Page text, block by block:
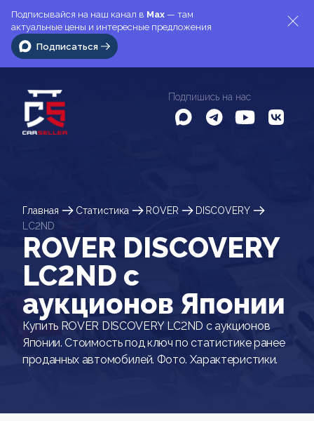
Подписывайся на наш канал в Max — там
актуальные цены и интересные предложения
Подписаться
Подпишись на нас
Главная Статистика ROVER
DISCOVERY
LC2ND
ROVER DISCOVERY
LC2ND c
аукционов Японии
Купить ROVER DISCOVERY LC2ND с аукционов
Японии. Стоимость под ключ по статистике ранее
проданных автомобилей. Фото. Характеристики.